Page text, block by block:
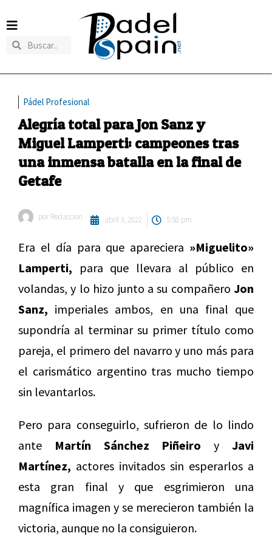
Pádel Profesional
Alegría total para Jon Sanz y
Miguel Lamperti: campeones tras
una inmensa batalla en la final de
Getafe
por Redaccion abril 3, 2022 5:58 pm
Era el día para que apareciera »Miguelito»
Lamperti, para que llevara al público en
volandas, y lo hizo junto a su compañero Jon
Sanz, imperiales ambos, en una final que
supondría al terminar su primer título como
pareja, el primero del navarro y uno más para
el carismático argentino tras mucho tiempo
sin levantarlos.
Pero para conseguirlo, sufrieron de lo lindo
ante Martín Sánchez Piñeiro yJavi
Martínez, actores invitados sin esperarlos a
esta gran final y que esgrimieron una
magnífica imagen y se merecieron también la
victoria, aunque no la consiguieron.